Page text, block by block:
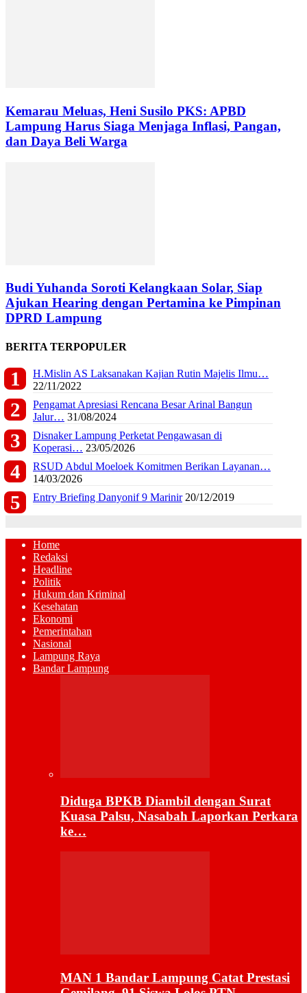
Kemarau Meluas, Heni Susilo PKS: APBD
Lampung Harus Siaga Menjaga Inflasi, Pangan,
dan Daya Beli Warga
Budi Yuhanda Soroti Kelangkaan Solar, Siap
Ajukan Hearing dengan Pertamina ke Pimpinan
DPRD Lampung
BERITA TERPOPULER
H.Mislin AS Laksanakan Kajian Rutin Majelis Ilmu…
22/11/2022
Pengamat Apresiasi Rencana Besar Arinal Bangun
Jalur… 31/08/2024
Disnaker Lampung Perketat Pengawasan di
Koperasi… 23/05/2026
RSUD Abdul Moeloek Komitmen Berikan Layanan…
14/03/2026
Entry Briefing Danyonif 9 Marinir20/12/2019
Home
Redaksi
Headline
Politik
Hukum dan Kriminal
Kesehatan
Ekonomi
Pemerintahan
Nasional
Lampung Raya
Bandar Lampung
Diduga BPKB Diambil dengan Surat
Kuasa Palsu, Nasabah Laporkan Perkara
ke…
MAN 1 Bandar Lampung Catat Prestasi